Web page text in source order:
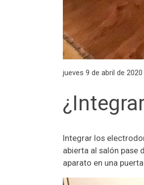
jueves 9 de abril de 2020
Integrar los
abierta al salón pase
aparato en una